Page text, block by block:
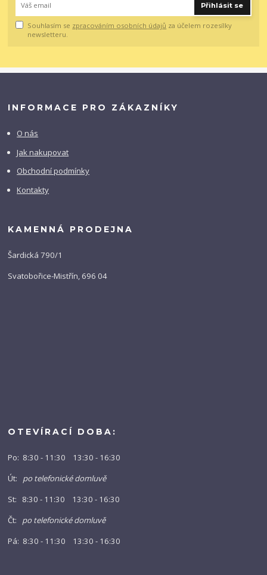
Přihlásit se
Souhlasím se zpracováním osobních údajů za účelem rozesílky
newsletteru.
INFORMACE PRO ZÁKAZNÍKY
O nás
Jak nakupovat
Obchodní podmínky
Kontakty
KAMENNÁ PRODEJNA
Šardická 790/1
Svatobořice-Mistřín, 696 04
OTEVÍRACÍ DOBA:
Po: 8:30 - 11:30 13:30 - 16:30
Út: po telefonické domluvě
St: 8:30 - 11:30 13:30 - 16:30
Čt: po telefonické domluvě
Pá: 8:30 - 11:30 13:30 - 16:30